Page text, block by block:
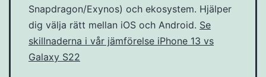
Snapdragon/Exynos) och ekosystem. Hjälper
dig välja rätt mellan iOS och Android. Se
skillnaderna i vår jämförelse iPhone 13 vs
Galaxy S22